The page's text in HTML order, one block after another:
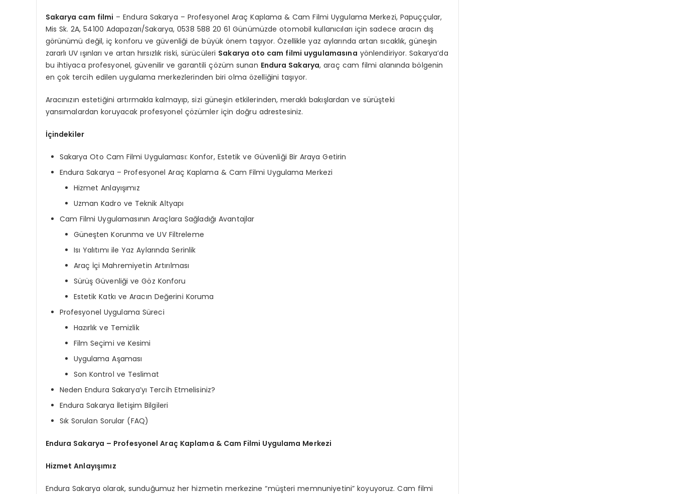
Sakarya cam filmi – Endura Sakarya – Profesyonel Araç Kaplama & Cam Filmi Uygulama Merkezi, Papuççular,
Mis Sk. 2A, 54100 Adapazarı/Sakarya, 0538 588 20 61 Günümüzde otomobil kullanıcıları için sadece aracın dış
görünümü değil, iç konforu ve güvenliği de büyük önem taşıyor. Özellikle yaz aylarında artan sıcaklık, güneşin
zararlı UV ışınları ve artan hırsızlık riski, sürücüleri Sakarya oto cam filmi uygulamasına yönlendiriyor. Sakarya’da
bu ihtiyaca profesyonel, güvenilir ve garantili çözüm sunan Endura Sakarya, araç cam filmi alanında bölgenin
en çok tercih edilen uygulama merkezlerinden biri olma özelliğini taşıyor.
Aracınızın estetiğini artırmakla kalmayıp, sizi güneşin etkilerinden, meraklı bakışlardan ve sürüşteki
yansımalardan koruyacak profesyonel çözümler için doğru adrestesiniz.
İçindekiler
Sakarya Oto Cam Filmi Uygulaması: Konfor, Estetik ve Güvenliği Bir Araya Getirin
Endura Sakarya – Profesyonel Araç Kaplama & Cam Filmi Uygulama Merkezi
Hizmet Anlayışımız
Uzman Kadro ve Teknik Altyapı
Cam Filmi Uygulamasının Araçlara Sağladığı Avantajlar
Güneşten Korunma ve UV Filtreleme
Isı Yalıtımı ile Yaz Aylarında Serinlik
Araç İçi Mahremiyetin Artırılması
Sürüş Güvenliği ve Göz Konforu
Estetik Katkı ve Aracın Değerini Koruma
Profesyonel Uygulama Süreci
Hazırlık ve Temizlik
Film Seçimi ve Kesimi
Uygulama Aşaması
Son Kontrol ve Teslimat
Neden Endura Sakarya’yı Tercih Etmelisiniz?
Endura Sakarya İletişim Bilgileri
Sık Sorulan Sorular (FAQ)
Endura Sakarya – Profesyonel Araç Kaplama & Cam Filmi Uygulama Merkezi
Hizmet Anlayışımız
Endura Sakarya olarak, sunduğumuz her hizmetin merkezine “müşteri memnuniyetini” koyuyoruz. Cam filmi